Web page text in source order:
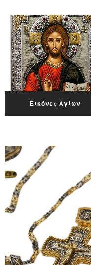
Εικόνες Αγίων